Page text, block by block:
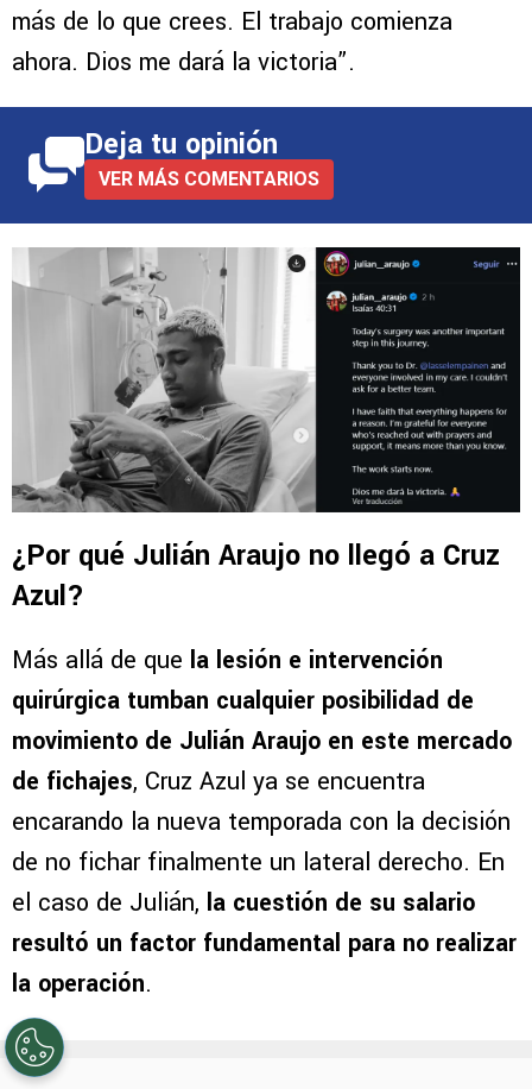
más de lo que crees. El trabajo comienza
ahora. Dios me dará la victoria”.
Deja tu opinión
VER MÁS COMENTARIOS
¿Por qué Julián Araujo no llegó a Cruz
Azul?
Más allá de que la lesión e intervención
quirúrgica tumban cualquier posibilidad de
movimiento de Julián Araujo en este mercado
de fichajes, Cruz Azul ya se encuentra
encarando la nueva temporada con la decisión
de no fichar finalmente un lateral derecho. En
el caso de Julián, la cuestión de su salario
resultó un factor fundamental para no realizar
la operación.